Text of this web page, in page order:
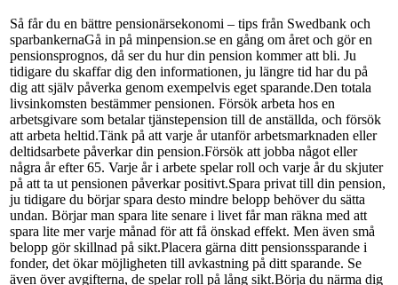
Så får du en bättre pensionärsekonomi – tips från Swedbank och
sparbankernaGå in på minpension.se en gång om året och gör en
pensionsprognos, då ser du hur din pension kommer att bli. Ju
tidigare du skaffar dig den informationen, ju längre tid har du på
dig att själv påverka genom exempelvis eget sparande.Den totala
livsinkomsten bestämmer pensionen. Försök arbeta hos en
arbetsgivare som betalar tjänstepension till de anställda, och försök
att arbeta heltid.Tänk på att varje år utanför arbetsmarknaden eller
deltidsarbete påverkar din pension.Försök att jobba något eller
några år efter 65. Varje år i arbete spelar roll och varje år du skjuter
på att ta ut pensionen påverkar positivt.Spara privat till din pension,
ju tidigare du börjar spara desto mindre belopp behöver du sätta
undan. Börjar man spara lite senare i livet får man räkna med att
spara lite mer varje månad för att få önskad effekt. Men även små
belopp gör skillnad på sikt.Placera gärna ditt pensionssparande i
fonder, det ökar möjligheten till avkastning på ditt sparande. Se
även över avgifterna, de spelar roll på lång sikt.Börja du närma dig